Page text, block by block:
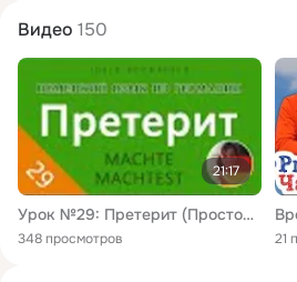
Видео 150
21:17
Урок №29: Претерит (Простое прошедшее время) | НЕМЕЦКИЙ ЯЗЫК ИЗ ГЕРМАНИИ
348 просмотров 21